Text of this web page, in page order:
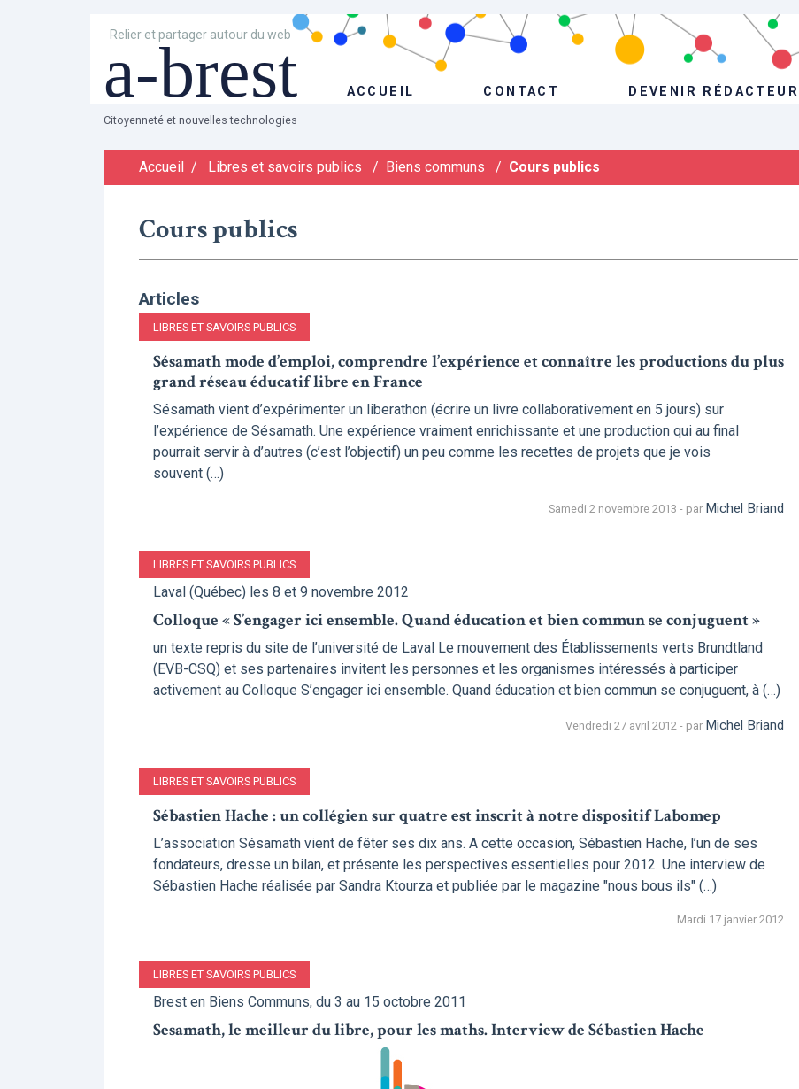
Relier et partager autour du web
a-brest ACCUEIL CONTACT DEVENIR RÉDACTEUR
Citoyenneté et nouvelles technologies
Accueil / Libres et savoirs publics / Biens communs / Cours publics
Cours publics
Articles
LIBRES ET SAVOIRS PUBLICS
Sésamath mode d’emploi, comprendre l’expérience et connaître les productions du plus
grand réseau éducatif libre en France
Sésamath vient d’expérimenter un liberathon (écrire un livre collaborativement en 5 jours) sur
l’expérience de Sésamath. Une expérience vraiment enrichissante et une production qui au final
pourrait servir à d’autres (c’est l’objectif) un peu comme les recettes de projets que je vois
souvent (…)
Samedi 2 novembre 2013 - par Michel Briand
LIBRES ET SAVOIRS PUBLICS
Laval (Québec) les 8 et 9 novembre 2012
Colloque « S’engager ici ensemble. Quand éducation et bien commun se conjuguent »
un texte repris du site de l’université de Laval Le mouvement des Établissements verts Brundtland
(EVB-CSQ) et ses partenaires invitent les personnes et les organismes intéressés à participer
activement au Colloque S’engager ici ensemble. Quand éducation et bien commun se conjuguent, à (…)
Vendredi 27 avril 2012 - par Michel Briand
LIBRES ET SAVOIRS PUBLICS
Sébastien Hache : un collégien sur quatre est inscrit à notre dispositif Labomep
L’association Sésamath vient de fêter ses dix ans. A cette occa­sion, Sébastien Hache, l’un de ses
fon­da­teurs, dresse un bilan, et pré­sente les pers­pec­tives essen­tielles pour 2012. Une interview de
Sébastien Hache réalisée par Sandra Ktourza et publiée par le magazine "nous bous ils" (…)
Mardi 17 janvier 2012
LIBRES ET SAVOIRS PUBLICS
Brest en Biens Communs, du 3 au 15 octobre 2011
Sesamath, le meilleur du libre, pour les maths. Interview de Sébastien Hache